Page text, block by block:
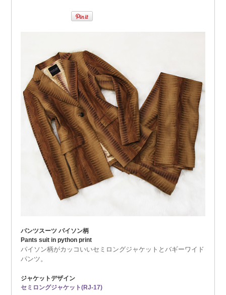
パンツスーツ パイソン柄
Pants suit in python print
パイソン柄がカッコいいセミロングジャケットとバギーワイド
パンツ。
ジャケットデザイン
セミロングジャケット(RJ-17)